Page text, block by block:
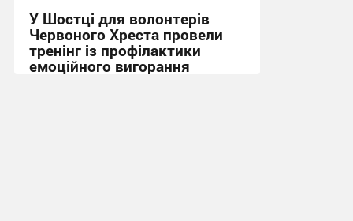
У Шостці для волонтерів
Червоного Хреста провели
тренінг із профілактики
емоційного вигорання